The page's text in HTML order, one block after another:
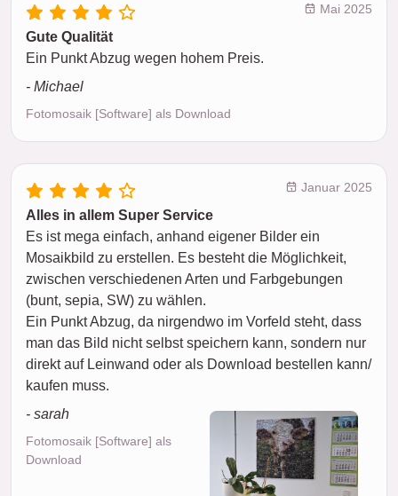
Mai 2025
Gute Qualität
Ein Punkt Abzug wegen hohem Preis.
- Michael
Fotomosaik [Software] als Download
Januar 2025
Alles in allem Super Service
Es ist mega einfach, anhand eigener Bilder ein
Mosaikbild zu erstellen. Es besteht die Möglichkeit,
zwischen verschiedenen Arten und Farbgebungen
(bunt, sepia, SW) zu wählen.
Ein Punkt Abzug, da nirgendwo im Vorfeld steht, dass
man das Bild nicht selbst speichern kann, sondern nur
direkt auf Leinwand oder als Download bestellen kann/
kaufen muss.
- sarah
Fotomosaik [Software] als
Download